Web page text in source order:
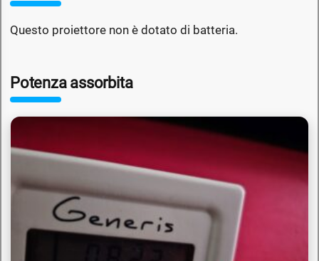
Questo proiettore non è dotato di batteria.
Potenza assorbita